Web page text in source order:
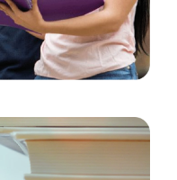
Trabajo dirigido